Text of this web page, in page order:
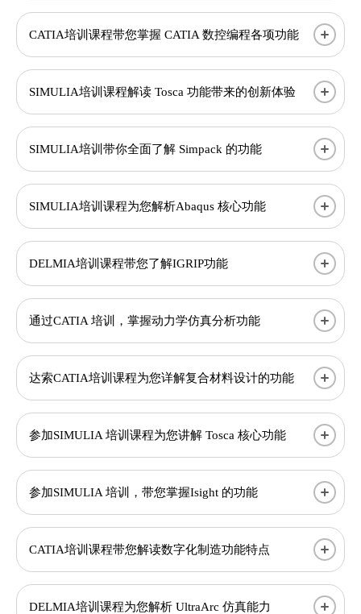
CATIA培训课程带您掌握 CATIA 数控编程各项功能
SIMULIA培训课程解读 Tosca 功能带来的创新体验
SIMULIA培训带你全面了解 Simpack 的功能
SIMULIA培训课程为您解析Abaqus 核心功能
DELMIA培训课程带您了解IGRIP功能
通过CATIA 培训，掌握动力学仿真分析功能
达索CATIA培训课程为您详解复合材料设计的功能
参加SIMULIA 培训课程为您讲解 Tosca 核心功能
参加SIMULIA 培训，带您掌握Isight 的功能
CATIA培训课程带您解读数字化制造功能特点
DELMIA培训课程为您解析 UltraArc 仿真能力